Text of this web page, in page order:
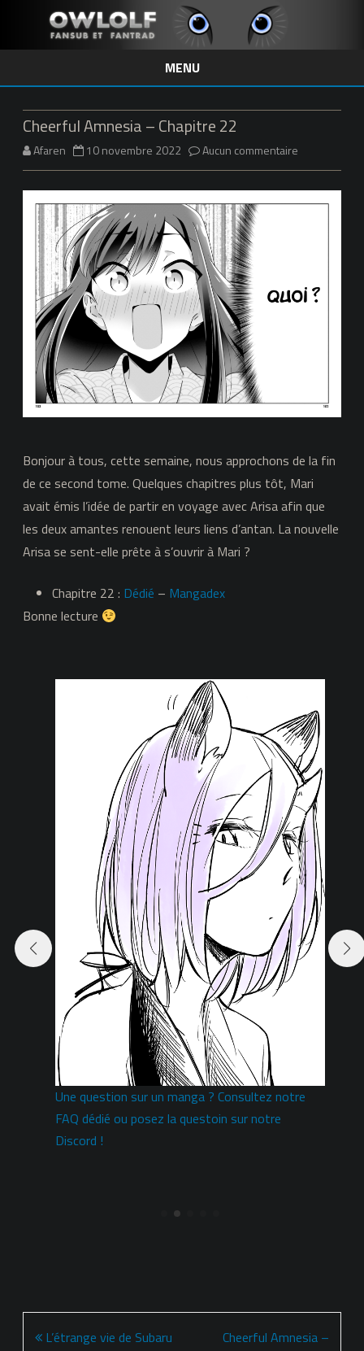
MENU
Skip
to
content
Cheerful Amnesia – Chapitre 22
Afaren 10 novembre 2022 Aucun commentaire
Amnesia
22
Bonjour à tous, cette semaine, nous approchons de la fin
de ce second tome. Quelques chapitres plus tôt, Mari
avait émis l’idée de partir en voyage avec Arisa afin que
les deux amantes renouent leurs liens d’antan. La nouvelle
Arisa se sent-elle prête à s’ouvrir à Mari ?
Chapitre 22 : Dédié – Mangadex
Bonne lecture
Une question sur un manga ? Consultez notre
FAQ dédié ou posez la questoin sur notre
Discord !
Navigation
L’étrange vie de Subaru
Cheerful Amnesia –